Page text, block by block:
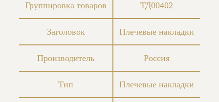
Группировка товаров ТД00402
Заголовок Плечевые накладки
Производитель Россия
Тип Плечевые накладки